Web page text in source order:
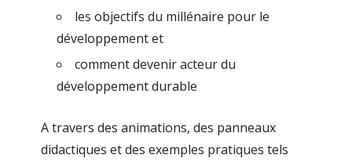
les objectifs du millénaire pour le
développement et
comment devenir acteur du
développement durable
A travers des animations, des panneaux
didactiques et des exemples pratiques tels